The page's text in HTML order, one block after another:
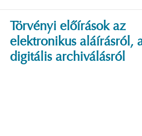
Törvényi előírások az
elektronikus aláírásról,
digitális archiválásról